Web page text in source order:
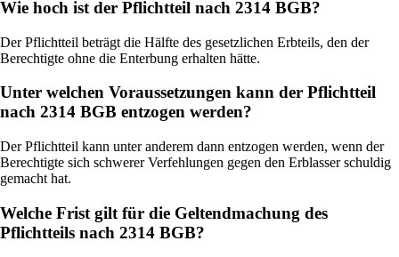
Wie hoch ist der Pflichtteil nach 2314 BGB?
Der Pflichtteil beträgt die Hälfte des gesetzlichen Erbteils, den der
Berechtigte ohne die Enterbung erhalten hätte.
Unter welchen Voraussetzungen kann der Pflichtteil
nach 2314 BGB entzogen werden?
Der Pflichtteil kann unter anderem dann entzogen werden, wenn der
Berechtigte sich schwerer Verfehlungen gegen den Erblasser schuldig
gemacht hat.
Welche Frist gilt für die Geltendmachung des
Pflichtteils nach 2314 BGB?